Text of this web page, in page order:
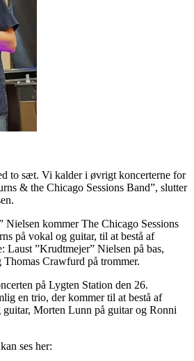
to sæt. Vi kalder i øvrigt koncerterne for
& the Chicago Sessions Band”, slutter
Nielsen kommer The Chicago Sessions
på vokal og guitar, til at bestå af
Laust ”Krudtmejer” Nielsen på bas,
Crawfurd på trommer.
på Lygten Station den 26.
en trio, der kommer til at bestå af
Morten Lunn på guitar og Ronni
ses her: